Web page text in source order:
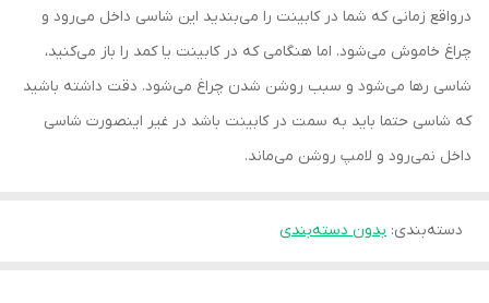
درواقع زمانی که شما در کابینت را می‌بندید این شاسی داخل می‌رود و
چراغ خاموش می‌شود. اما هنگامی که در کابینت یا کمد را باز می‌کنید،
شاسی رها می‌شود و سبب روشن شدن چراغ می‌شود. دقت داشته باشید
که شاسی حتما باید به سمت در کابینت باشد در غیر اینصورت شاسی
داخل نمی‌رود و لامپ روشن می‌ماند.
دسته‌بندی: بدون دسته‌بندی